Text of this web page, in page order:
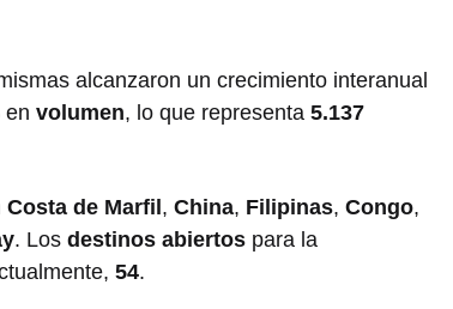
alcanzaron un crecimiento interanual
en volumen, lo que representa 5.137
Costa de Marfil , China, Filipinas, Congo,
. Los destinos abiertos para la
54.